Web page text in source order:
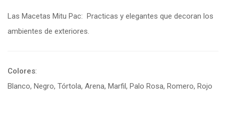
Las Macetas Mitu Pac: Practicas y elegantes que decoran los
ambientes de exteriores.
Colores:
Blanco, Negro, Tórtola, Arena, Marfil, Palo Rosa, Romero, Rojo